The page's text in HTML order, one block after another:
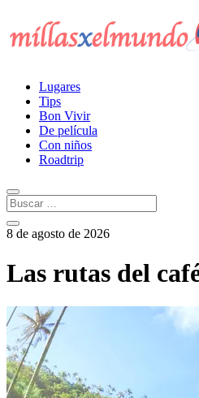
Lugares
Tips
Bon Vivir
De película
Con niños
Roadtrip
8 de agosto de 2026
Las rutas del